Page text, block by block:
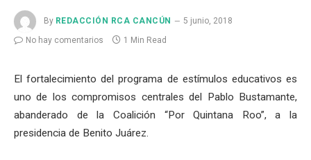
By REDACCIÓN RCA CANCÚN
5 junio, 2018
No hay comentarios
1 Min Read
El fortalecimiento del programa de estímulos educativos es
uno de los compromisos centrales del Pablo Bustamante,
abanderado de la Coalición “Por Quintana Roo”, a la
presidencia de Benito Juárez.